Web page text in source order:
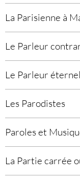
La Parisienne à
Le Parleur
Le Parleur éternel
Les Parodistes
Paroles et
La Partie carrée